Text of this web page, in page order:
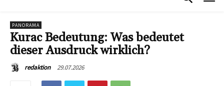
PANORAMA
Kurac Bedeutung: Was bedeutet
dieser Ausdruck wirklich?
redaktion 29.07.2026